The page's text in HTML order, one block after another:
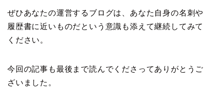
ぜひあなたの運営するブログは、あなた自身の名刺や
履歴書に近いものだという意識も添えて継続してみて
ください。
今回の記事も最後まで読んでくださってありがとうご
ざいました。